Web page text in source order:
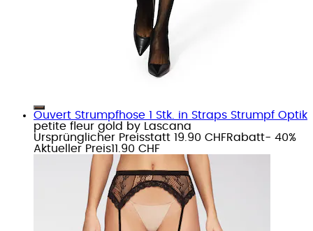
Ouvert Strumpfhose 1 Stk. in Straps Strumpf Optik
petite fleur gold by Lascana
Ursprünglicher Preisstatt 19.90 CHFRabatt- 40%
Aktueller Preis11.90 CHF